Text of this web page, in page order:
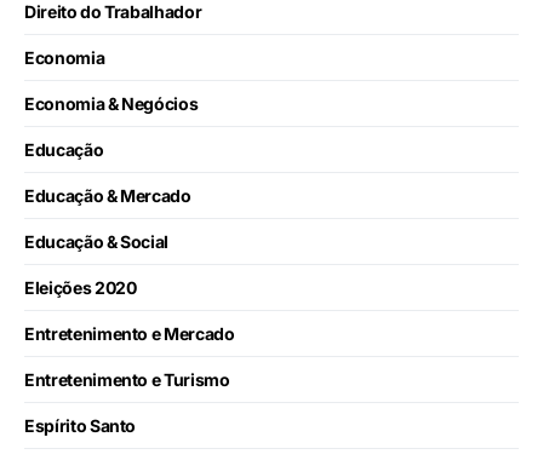
Direito do Trabalhador
Economia
Economia & Negócios
Educação
Educação & Mercado
Educação & Social
Eleições 2020
Entretenimento e Mercado
Entretenimento e Turismo
Espírito Santo